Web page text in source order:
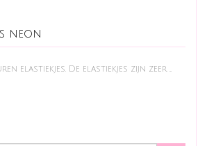
neon
elastiekjes. De elastiekjes zijn zeer ...